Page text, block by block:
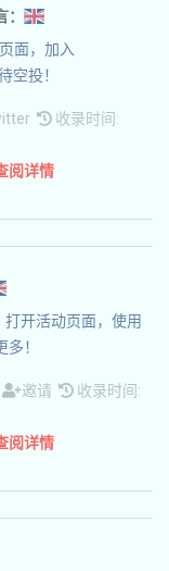
面，加入
空投！
收录时间:
阅详情
开活动页面，使用
！
邀请
收录时间:
阅详情